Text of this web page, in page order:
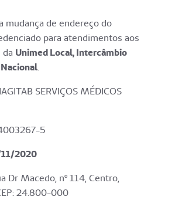
mudança de endereço do
para atendimentos aos
Unimed Local, Intercâmbio
.
SERVIÇOS MÉDICOS
5
2020
Dr Macedo, nº 114, Centro,
24.800-000